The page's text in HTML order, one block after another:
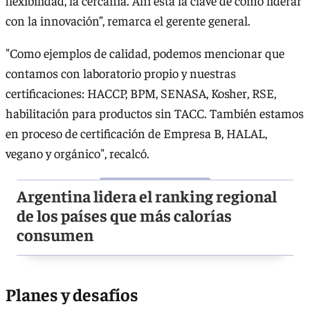
con la innovación”, remarca el gerente general.
"Como ejemplos de calidad, podemos mencionar que
contamos con laboratorio propio y nuestras
certificaciones: HACCP, BPM, SENASA, Kosher, RSE,
habilitación para productos sin TACC. También estamos
en proceso de certificación de Empresa B, HALAL,
vegano y orgánico", recalcó.
Argentina lidera el ranking regional
de los países que más calorías
consumen
Planes y desafíos